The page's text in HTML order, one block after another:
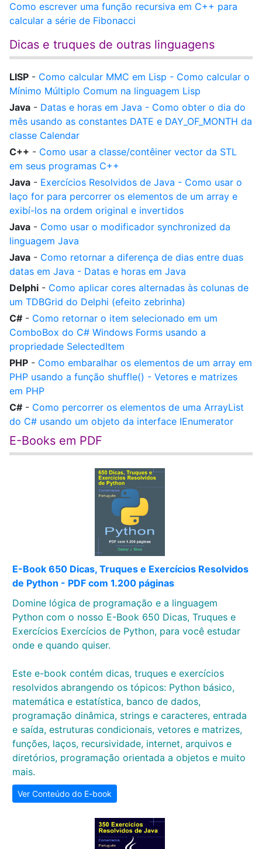
Como escrever uma função recursiva em C++ para
calcular a série de Fibonacci
Dicas e truques de outras linguagens
LISP - Como calcular MMC em Lisp - Como calcular o
Mínimo Múltiplo Comum na linguagem Lisp
Java - Datas e horas em Java - Como obter o dia do
mês usando as constantes DATE e DAY_OF_MONTH da
classe Calendar
C++ - Como usar a classe/contêiner vector da STL
em seus programas C++
Java - Exercícios Resolvidos de Java - Como usar o
laço for para percorrer os elementos de um array e
exibí-los na ordem original e invertidos
Java - Como usar o modificador synchronized da
linguagem Java
Java - Como retornar a diferença de dias entre duas
datas em Java - Datas e horas em Java
Delphi - Como aplicar cores alternadas às colunas de
um TDBGrid do Delphi (efeito zebrinha)
C# - Como retornar o item selecionado em um
ComboBox do C# Windows Forms usando a
propriedade SelectedItem
PHP - Como embaralhar os elementos de um array em
PHP usando a função shuffle() - Vetores e matrizes
em PHP
C# - Como percorrer os elementos de uma ArrayList
do C# usando um objeto da interface IEnumerator
E-Books em PDF
E-Book 650 Dicas, Truques e Exercícios Resolvidos
de Python - PDF com 1.200 páginas
Domine lógica de programação e a linguagem
Python com o nosso E-Book 650 Dicas, Truques e
Exercícios Exercícios de Python, para você estudar
onde e quando quiser.
Este e-book contém dicas, truques e exercícios
resolvidos abrangendo os tópicos: Python básico,
matemática e estatística, banco de dados,
programação dinâmica, strings e caracteres, entrada
e saída, estruturas condicionais, vetores e matrizes,
funções, laços, recursividade, internet, arquivos e
diretórios, programação orientada a objetos e muito
mais.
Ver Conteúdo do E-book